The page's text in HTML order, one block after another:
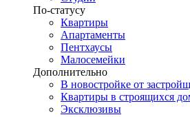
По-статусу
Квартиры
Апартаменты
Пентхаусы
Малосемейки
Дополнительно
В новостройке от
Квартиры в строящихся
Эксклюзивы